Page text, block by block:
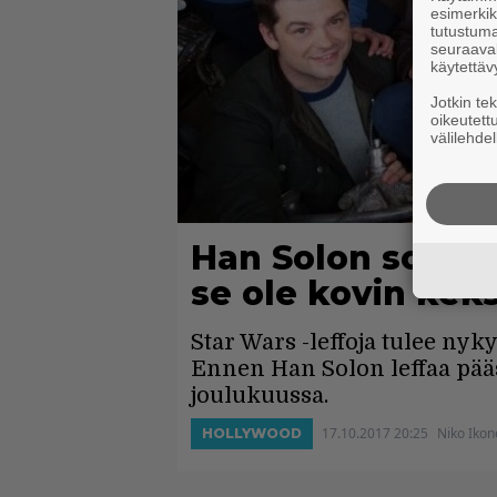
Han Solon
se ole kovin
Star Wars -leffoja tulee
Ennen Han Solon leffaa
joulukuussa.
HOLLYWOOD 17.10.2017 20:25 Niko
Jotkin